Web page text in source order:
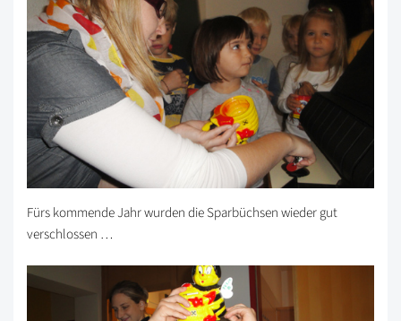
Fürs kommende Jahr wurden die Sparbüchsen wieder gut
verschlossen …